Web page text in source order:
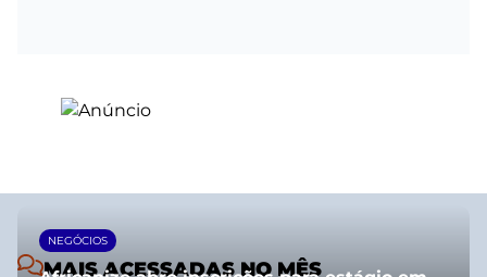
MAIS ACESSADAS NO MÊS
NEGÓCIOS